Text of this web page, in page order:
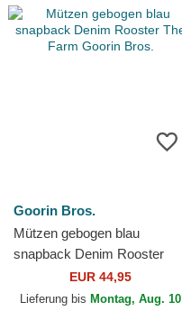
Goorin Bros.
Mützen gebogen blau
snapback Denim Rooster
The Farm Goorin Bros.
EUR 44,95
Lieferung bis Montag, Aug. 10